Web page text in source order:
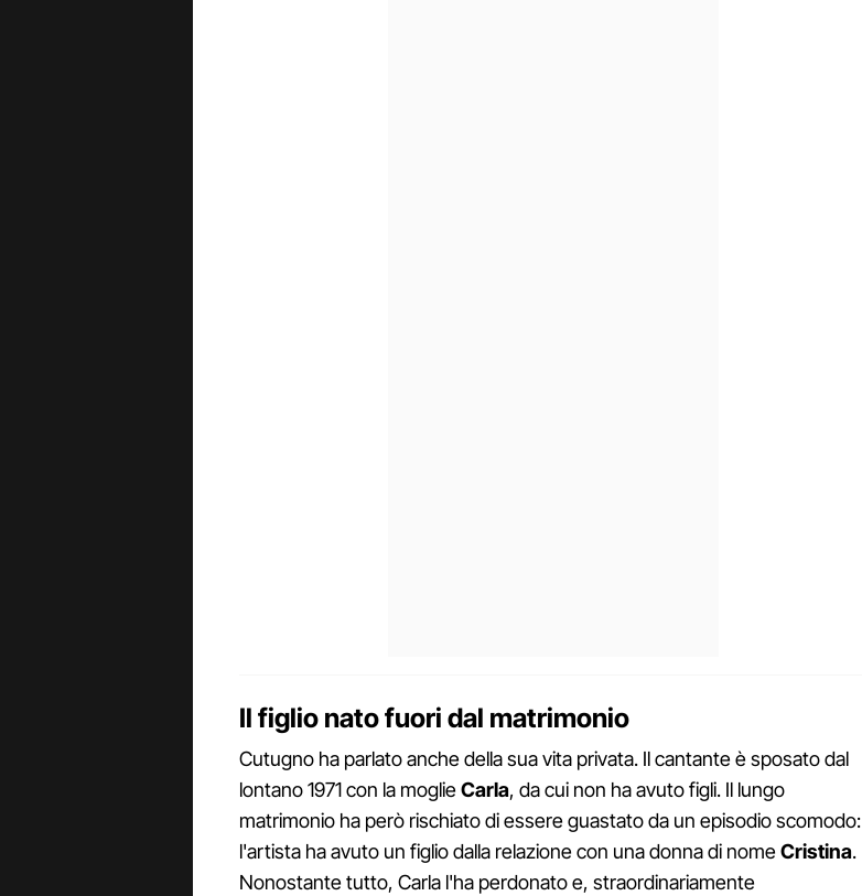
Il figlio nato fuori dal matrimonio
Cutugno ha parlato anche della sua vita privata. Il cantante è sposato dal
lontano 1971 con la moglieCarla, da cui non ha avuto figli. Il lungo
matrimonio ha però rischiato di essere guastato da un episodio scomodo:
l'artista ha avuto un figlio dalla relazione con una donna di nomeCristina.
Nonostante tutto, Carla l'ha perdonato e, straordinariamente